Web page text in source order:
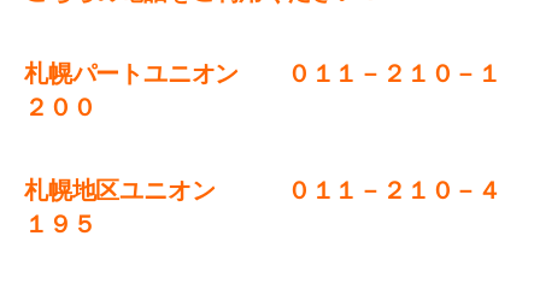
札幌パートユニオン ０１１－２１０－１
２００
札幌地区ユニオン ０１１－２１０－４
１９５